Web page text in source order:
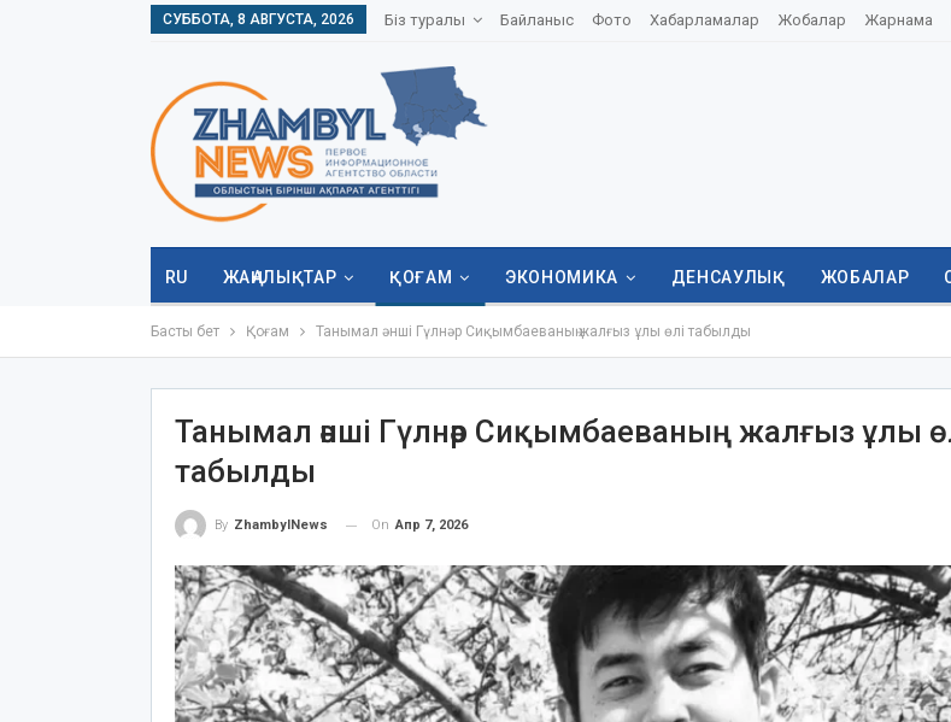
СУББОТА, 8 АВГУСТА, 2026 Біз туралы Байланыс Фото Хабарламалар Жобалар Жарнама
RU ЖАҢАЛЫҚТАР ҚОҒАМ ЭКОНОМИКА ДЕНСАУЛЫҚ ЖОБАЛАР
Басты бет Қоғам Танымал әнші Гүлнәр Сиқымбаеваның жалғыз ұлы өлі табылды
Танымал әнші Гүлнәр Сиқымбаеваның жалғыз ұлы
табылды
By ZhambylNews On Апр 7, 2026